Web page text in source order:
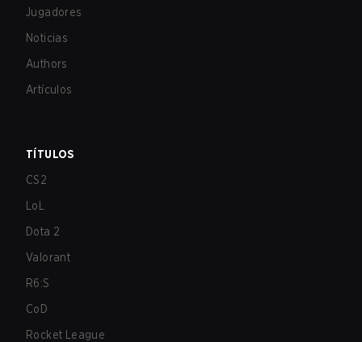
Jugadores
Noticias
Authors
Artículos
TÍTULOS
CS2
LoL
Dota 2
Valorant
R6:S
CoD
Rocket League